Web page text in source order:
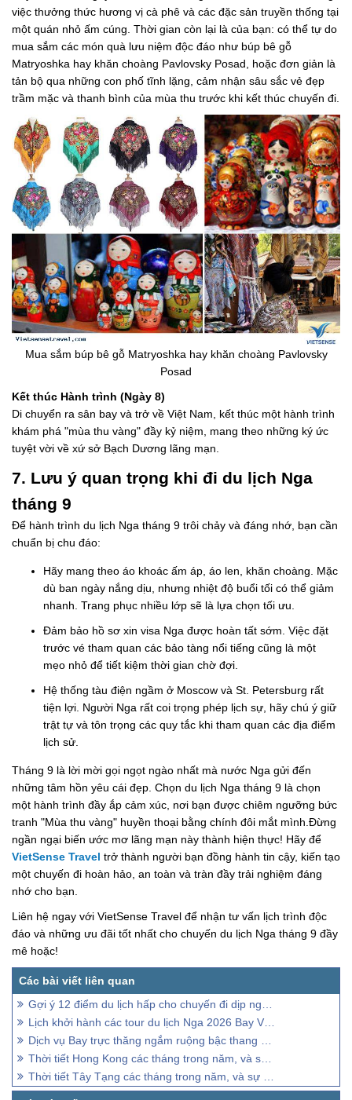
việc thưởng thức hương vị cà phê và các đặc sản truyền thống tại
một quán nhỏ ấm cúng. Thời gian còn lại là của bạn: có thể tự do
mua sắm các món quà lưu niệm độc đáo như búp bê gỗ
Matryoshka hay khăn choàng Pavlovsky Posad, hoặc đơn giản là
tản bộ qua những con phố tĩnh lặng, cảm nhận sâu sắc vẻ đẹp
trầm mặc và thanh bình của mùa thu trước khi kết thúc chuyến đi.
Mua sắm búp bê gỗ Matryoshka hay khăn choàng Pavlovsky
Posad
Kết thúc Hành trình (Ngày 8)
Di chuyển ra sân bay và trở về Việt Nam, kết thúc một hành trình
khám phá "mùa thu vàng" đầy kỷ niệm, mang theo những ký ức
tuyệt vời về xứ sở Bạch Dương lãng mạn.
7. Lưu ý quan trọng khi đi du lịch Nga
tháng 9
Để hành trình du lịch Nga tháng 9 trôi chảy và đáng nhớ, bạn cần
chuẩn bị chu đáo:
Hãy mang theo áo khoác ấm áp, áo len, khăn choàng. Mặc
dù ban ngày nắng dịu, nhưng nhiệt độ buổi tối có thể giảm
nhanh. Trang phục nhiều lớp sẽ là lựa chọn tối ưu.
Đảm bảo hồ sơ xin visa Nga được hoàn tất sớm. Việc đặt
trước vé tham quan các bảo tàng nổi tiếng cũng là một
mẹo nhỏ để tiết kiệm thời gian chờ đợi.
Hệ thống tàu điện ngầm ở Moscow và St. Petersburg rất
tiện lợi. Người Nga rất coi trọng phép lịch sự, hãy chú ý giữ
trật tự và tôn trọng các quy tắc khi tham quan các địa điểm
lịch sử.
Tháng 9 là lời mời gọi ngọt ngào nhất mà nước Nga gửi đến
những tâm hồn yêu cái đẹp. Chọn du lịch Nga tháng 9 là chọn
một hành trình đầy ắp cảm xúc, nơi bạn được chiêm ngưỡng bức
tranh "Mùa thu vàng" huyền thoại bằng chính đôi mắt mình.Đừng
ngần ngại biến ước mơ lãng mạn này thành hiện thực! Hãy để
VietSense Travel trở thành người bạn đồng hành tin cậy, kiến tạo
một chuyến đi hoàn hảo, an toàn và tràn đầy trải nghiệm đáng
nhớ cho bạn.
Liên hệ ngay với VietSense Travel để nhận tư vấn lịch trình độc
đáo và những ưu đãi tốt nhất cho chuyến du lịch Nga tháng 9 đầy
mê hoặc!
Gợi ý 12 điểm du lịch hấp cho chuyến đi dịp nghỉ lễ 30/4 -1/5/2023
Lịch khởi hành các tour du lịch Nga 2026 Bay Vietnam Airlines
Dịch vụ Bay trực thăng ngắm ruộng bậc thang Mù Cang Chải
Thời tiết Hong Kong các tháng trong năm, và sự hấp đãn của các tháng đó
Thời tiết Tây Tạng các tháng trong năm, và sự hấp đãn của các tháng đó